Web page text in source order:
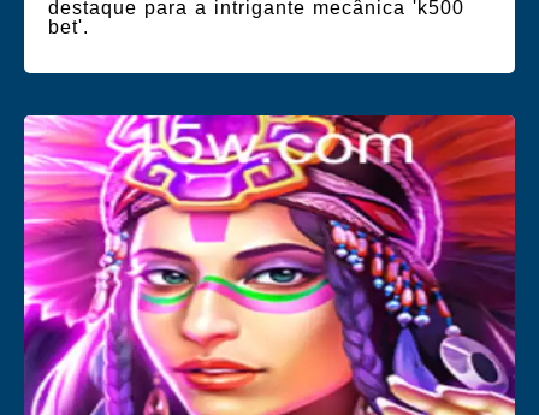
destaque para a intrigante mecânica 'k500
bet'.